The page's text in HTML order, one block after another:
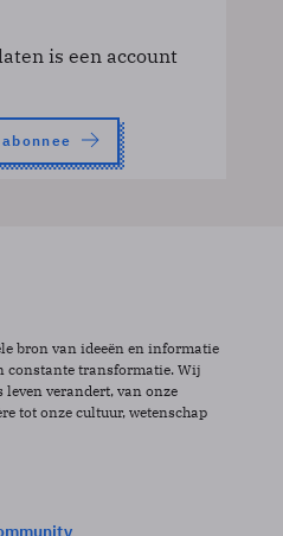
is een account
bron van ideeën en informatie
constante transformatie. Wij
leven verandert, van onze
tot onze cultuur, wetenschap